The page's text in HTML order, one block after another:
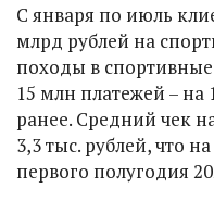
С января по июль
млрд рублей на
походы в
15 млн платежей –
ранее. Средний чек
3,3 тыс. рублей, что
первого полугодия